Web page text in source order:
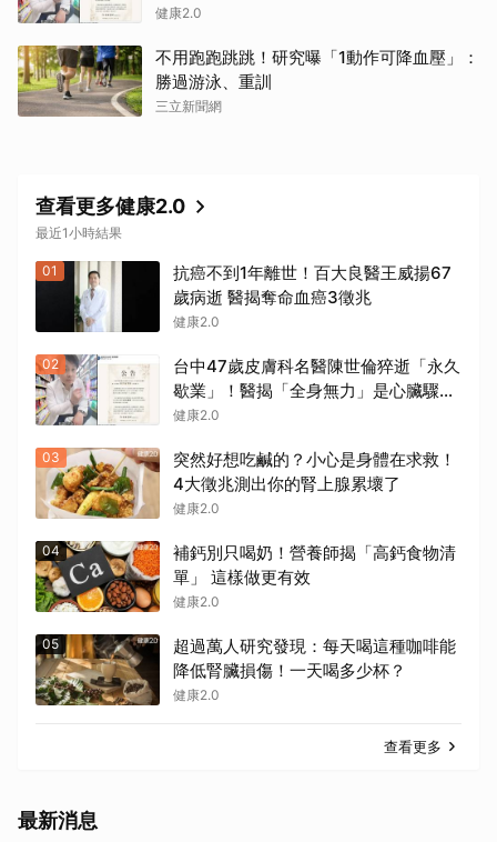
健康2.0
不用跑跑跳跳！研究曝「1動作可降血壓」：
勝過游泳、重訓
三立新聞網
查看更多健康2.0
最近1小時結果
01
抗癌不到1年離世！百大良醫王威揚67
歲病逝 醫揭奪命血癌3徵兆
健康2.0
02
台中47歲皮膚科名醫陳世倫猝逝「永久
歇業」！醫揭「全身無力」是心臟驟停
前兆
健康2.0
03
突然好想吃鹹的？小心是身體在求救！
4大徵兆測出你的腎上腺累壞了
健康2.0
04
補鈣別只喝奶！營養師揭「高鈣食物清
單」 這樣做更有效
健康2.0
05
超過萬人研究發現：每天喝這種咖啡能
降低腎臟損傷！一天喝多少杯？
健康2.0
查看更多
最新消息